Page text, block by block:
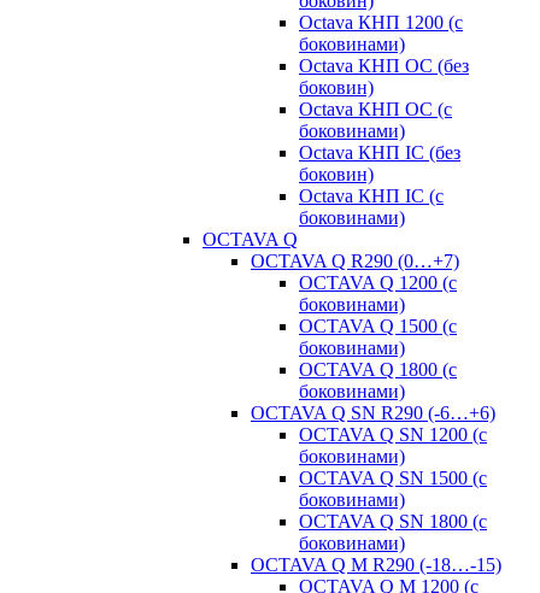
Octava КНП 1200 (с
боковинами)
Octava КНП OC (без
боковин)
Octava КНП OC (с
боковинами)
Octava КНП IC (без
боковин)
Octava КНП IC (с
боковинами)
OCTAVA Q
OCTAVA Q R290 (0…+7)
OCTAVA Q 1200 (с
боковинами)
OCTAVA Q 1500 (с
боковинами)
OCTAVA Q 1800 (с
боковинами)
OCTAVA Q SN R290 (-6…+6)
OCTAVA Q SN 1200 (с
боковинами)
OCTAVA Q SN 1500 (с
боковинами)
OCTAVA Q SN 1800 (с
боковинами)
OCTAVA Q M R290 (-18…-15)
OСTAVA Q M 1200 (с